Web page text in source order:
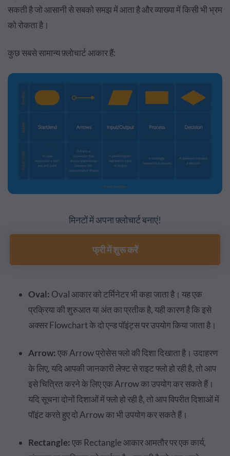
सकती है जो आसानी से सबको समझ में आता है और व्याख्या में किसी भी भ्रम
को रोकता है।
कुछ सबसे सामान्य फ़्लोचार्ट आकार हैं:
मिनटों में अपना फ़्लोचार्ट बनाएं!
फ्री में शुरू करें
Oval: Oval आकार को टर्मिनेटर भी कहा जाता है। यह एक
प्रक्रिया की शुरुआत या अंत का प्रतीक है, यही कारण है कि इसे
अक्सर Flowchart के दो एन्ड पॉइंट्स ​पर उपयोग किया जाता है।
Arrow:एक Arrow प्रोसेस फ्लो की दिशा दिखाता है। उदाहरण
के लिए, यदि आपकी जानकारी लेफ्ट से राइट फ्लो हो रही है, तो आप
इसे चित्रित करने के लिए एक Arrow का उपयोग कर सकते हैं।
यदि सूचना दोनों दिशाओं में फ्लो हो रही है, तो आप विपरीत दिशाओं में
पॉइंट करते हुए दो Arrow का भी उपयोग कर सकते हैं।
Rectangle:एक Rectangle आकार आमतौर पर एक कार्य,